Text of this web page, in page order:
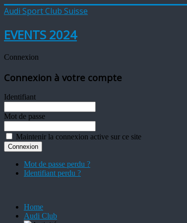
Audi Sport Club Suisse
EVENTS 2024
Connexion
Connexion à votre compte
Identifiant
Mot de passe
Maintenir la connexion active sur ce site
Mot de passe perdu ?
Identifiant perdu ?
Home
Audi Club